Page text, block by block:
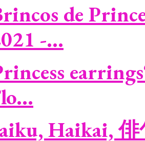
de
-...
Haikai,